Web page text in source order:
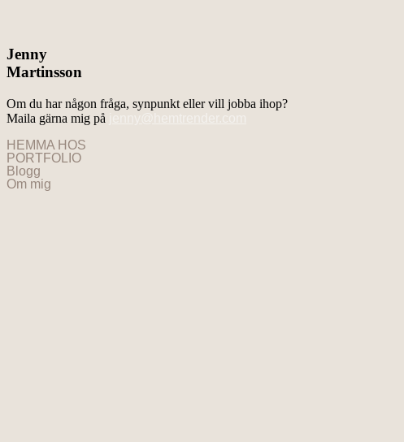
Jenny
Martinsson
Om du har någon fråga, synpunkt eller vill jobba ihop?
Maila gärna mig på
HEMMA HOS
PORTFOLIO
Blogg
Om mig